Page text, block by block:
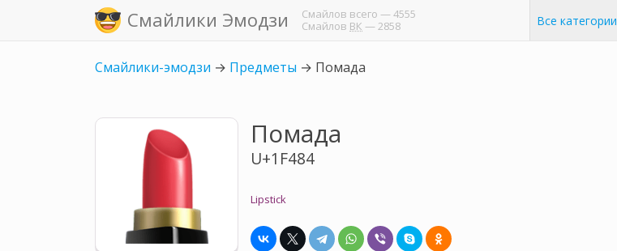
Смайлики Эмодзи Смайлов всего — 4555
Смайлов ВК — 2858 Все категории
Смайлики-эмодзи → Предметы → Помада
Помада
U+1F484
Lipstick